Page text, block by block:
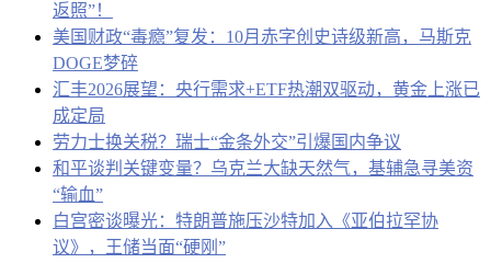
返照”！
美国财政“毒瘾”复发：10月赤字创史诗级新高，马斯克
DOGE梦碎
汇丰2026展望：央行需求+ETF热潮双驱动，黄金上涨已
成定局
劳力士换关税？瑞士“金条外交”引爆国内争议
和平谈判关键变量？乌克兰大缺天然气，基辅急寻美资
“输血”
白宫密谈曝光：特朗普施压沙特加入《亚伯拉罕协
议》，王储当面“硬刚”